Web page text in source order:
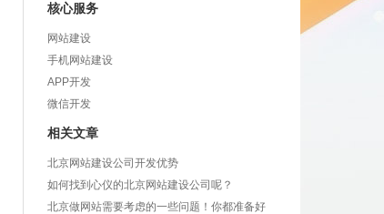
核心服务
网站建设
手机网站建设
APP开发
微信开发
相关文章
北京网站建设公司开发优势
如何找到心仪的北京网站建设公司呢？
北京做网站需要考虑的一些问题！你都准备好